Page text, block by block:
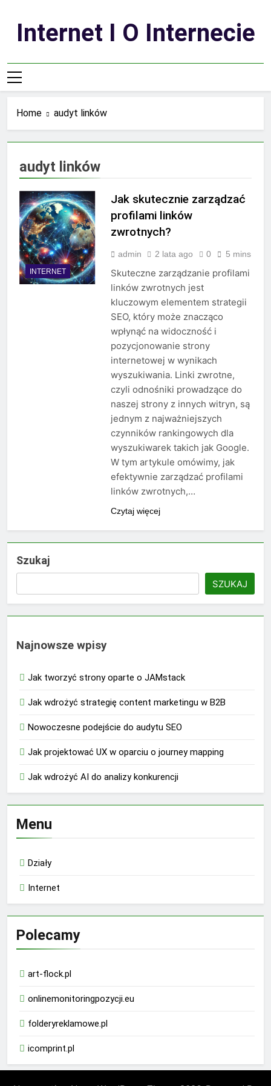
contentInternet I O Internecie
Home audyt linków
audyt linków
INTERNET
Jak skutecznie zarządzać
profilami linków
zwrotnych?
admin 2 lata ago 0 5 mins
Skuteczne zarządzanie profilami
linków zwrotnych jest
kluczowym elementem strategii
SEO, który może znacząco
wpłynąć na widoczność i
pozycjonowanie strony
internetowej w wynikach
wyszukiwania. Linki zwrotne,
czyli odnośniki prowadzące do
naszej strony z innych witryn, są
jednym z najważniejszych
czynników rankingowych dla
wyszukiwarek takich jak Google.
W tym artykule omówimy, jak
efektywnie zarządzać profilami
linków zwrotnych,…
Czytaj więcej
Szukaj
SZUKAJ
Najnowsze wpisy
Jak tworzyć strony oparte o JAMstack
Jak wdrożyć strategię content marketingu w B2B
Nowoczesne podejście do audytu SEO
Jak projektować UX w oparciu o journey mapping
Jak wdrożyć AI do analizy konkurencji
Menu
Działy
Internet
Polecamy
art-flock.pl
onlinemonitoringpozycji.eu
folderyreklamowe.pl
icomprint.pl